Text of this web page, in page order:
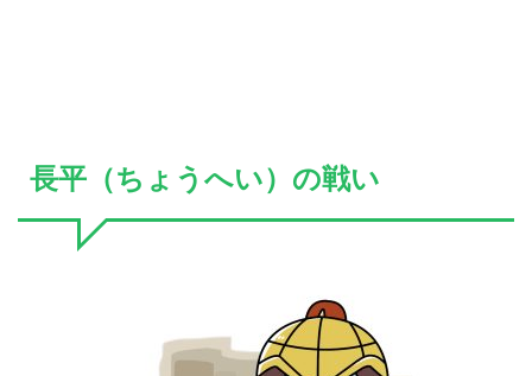
長平（ちょうへい）の戦い